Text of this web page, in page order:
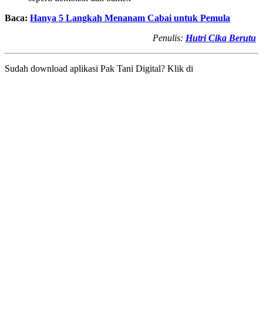
Baca: Hanya 5 Langkah Menanam Cabai untuk Pemula
Penulis: Hutri Cika Berutu
Sudah download aplikasi Pak Tani Digital? Klik di